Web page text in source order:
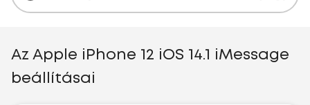
Az Apple iPhone 12 iOS 14.1 iMessage
beállításai